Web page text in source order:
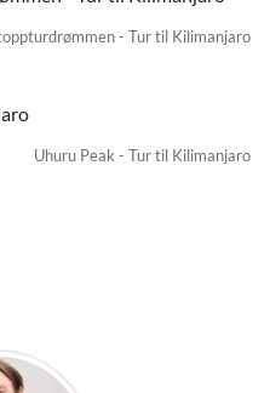
- Tur til Kilimanjaro
Uhuru Peak - Tur til Kilimanjaro